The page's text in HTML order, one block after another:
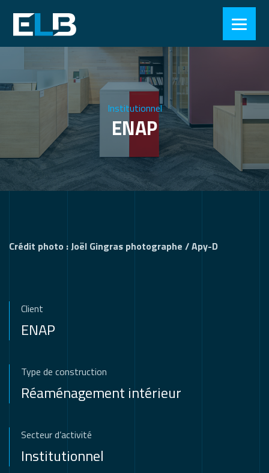
Institutionnel
ENAP
Crédit photo : Joël Gingras photographe / Apy-D
Client
ENAP
Type de construction
Réaménagement intérieur
Secteur d’activité
Institutionnel